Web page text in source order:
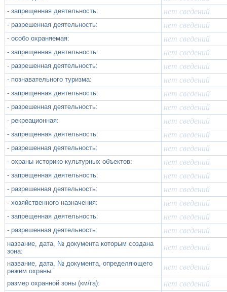
- запрещенная деятельность: нет сведений
- разрешенная деятельность: нет сведений
- особо охраняемая: нет сведений
- запрещенная деятельность: нет сведений
- разрешенная деятельность: нет сведений
- познавательного туризма: нет сведений
- запрещенная деятельность: нет сведений
- разрешенная деятельность: нет сведений
- рекреационная: нет сведений
- запрещенная деятельность: нет сведений
- разрешенная деятельность: нет сведений
- охраны историко-культурных объектов: нет сведений
- запрещенная деятельность: нет сведений
- разрешенная деятельность: нет сведений
- хозяйственного назначения: нет сведений
- запрещенная деятельность: нет сведений
- разрешенная деятельность: нет сведений
название, дата, № документа которым создана
зона:
нет сведений
название, дата, № документа, определяющего
режим охраны:
нет сведений
размер охранной зоны (км/га): нет сведений